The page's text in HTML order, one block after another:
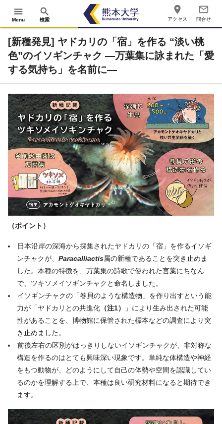
menu
Menu
search
検索
place
アクセス
mail_outline
問合せ
[新種発⾒] ヤドカリの「宿」を作る “淡い桃
⾊”のイソギンチャク ―万葉集に詠まれた「愛
する気持ち」を名前に―
（ポイント）
日本沿岸の深海から採集されたヤドカリの「宿」を作るイソギ
ンチャクが、Paracalliactis属の新種であることを突き止めま
した。本種の特徴を、万葉集の詩歌で使われた言葉にちなん
で、ツキソメイソギンチャクと命名しました。
イソギンチャクの「巻貝のような構造物」を作り出すという能
力が「ヤドカリとの共進化 （注1）
」により生み出された可能
性があることを、博物館に保管された標本などの調査により突
き止めました。
前後左右の区別がはっきりしないイソギンチャクが、非対称な
構造を作るのはとても興味深い現象です。単純な体構造や神経
をもつ動物が、どのようにして自己の体勢や空間を認識してい
るのかを理解する上で、本種は良い研究材料になると期待でき
ます。